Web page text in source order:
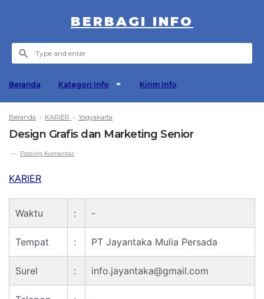
BERBAGI INFO
Beranda Kategori Info Kirim Info
Beranda › KARIER › Yogyakarta
Design Grafis dan Marketing Senior
Posting Komentar
KARIER
Waktu : -
Tempat : PT Jayantaka Mulia Persada
Surel : info.jayantaka@gmail.com